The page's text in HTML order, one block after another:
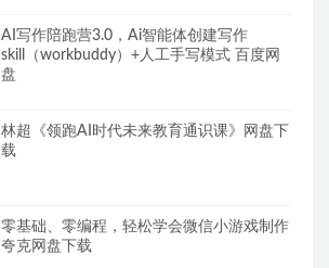
AI写作陪跑营3.0，Ai智能体创建写作
skill（workbuddy）+人工手写模式 百度网
盘
林超《领跑AI时代未来教育通识课》网盘下
载
零基础、零编程，轻松学会微信小游戏制作
夸克网盘下载